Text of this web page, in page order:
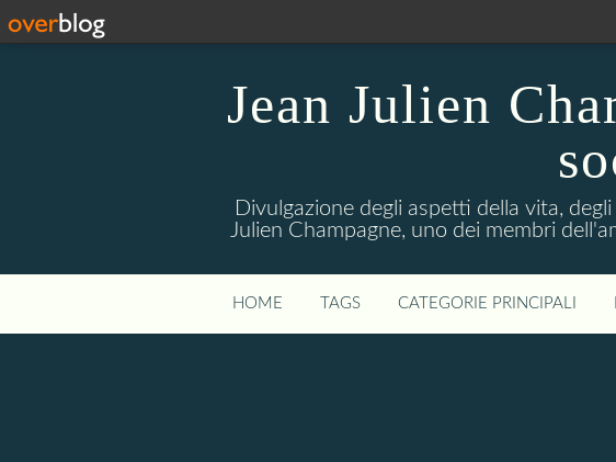
Jean Julien
Divulgazione degli aspetti della vita,
Julien Champagne, uno dei membri
HOME TAGS CATEGORIE PRINCIPALI